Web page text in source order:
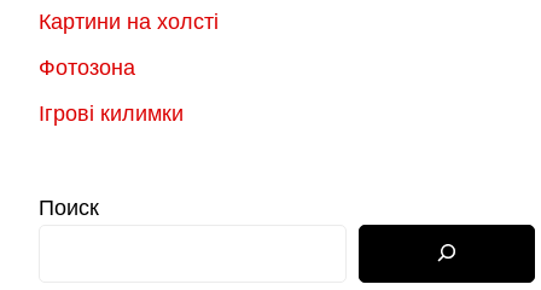
Картини на холсті
Фотозона
Ігрові килимки
Поиск